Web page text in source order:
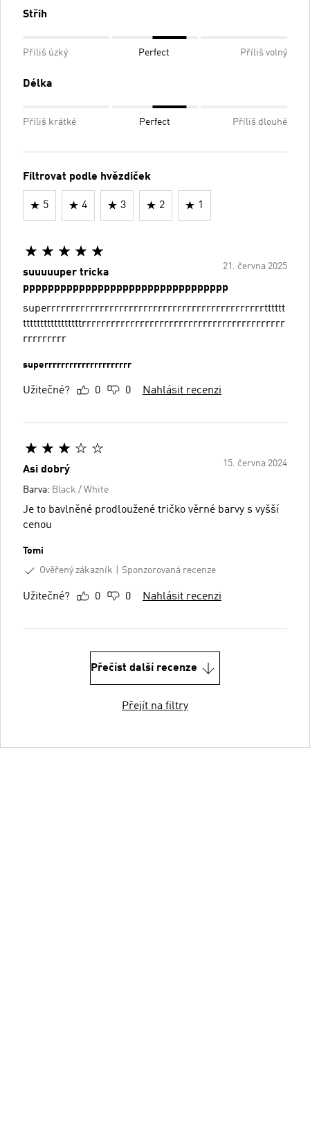
Střih
Příliš úzký Perfect Příliš volný
Délka
Příliš krátké Perfect Příliš dlouhé
Filtrovat podle hvězdiček
5 4 3 2 1
21. června 2025
suuuuuper tricka
ppppppppppppppppppppppppppppppppp
superrrrrrrrrrrrrrrrrrrrrrrrrrrrrrrrrrrrrrrrrrrrrtttttt
tttttttttttttttttrrrrrrrrrrrrrrrrrrrrrrrrrrrrrrrrrrrrrrrrrr
rrrrrrrrr
superrrrrrrrrrrrrrrrrrrrr
Užitečné? 0 0 Nahlásit recenzi
15. června 2024
Asi dobrý
Barva: Black / White
Je to bavlněné prodloužené tričko věrné barvy s vyšší
cenou
Tomi
Ověřený zákazník
Sponzorovaná recenze
Užitečné? 0 0 Nahlásit recenzi
Přečíst další recenze
Přejít na filtry